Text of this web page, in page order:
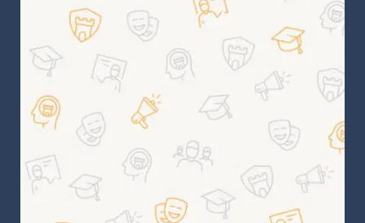
RETOUR SUR LES DERNIÈRES
NEWSLETTERS
INSCRIPTION À LA NEWSLETTER
Nous connaître
LES MISSIONS DU CHR
L’ÉQUIPE DU CHR
LE CONSEIL DES ASSOCIATIONS
LE CONSEIL SCIENTIFIQUE